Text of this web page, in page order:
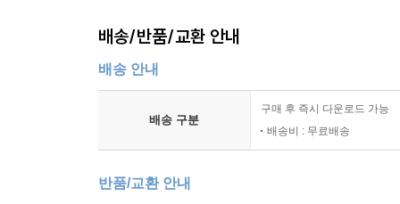
배송/반품/교환 안내
배송 안내
배송 구분
구매 후 즉시 다운로드 가능
배송비 : 무료배송
반품/교환 안내